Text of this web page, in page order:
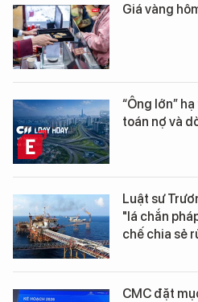
Giá vàng
“Ông lớn”
toán nợ và
Luật sư
"lá chắn
chế chia sẻ
CMC đặt